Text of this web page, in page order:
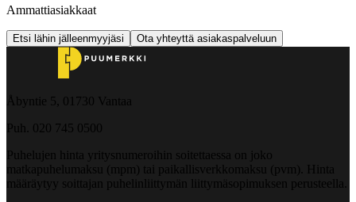
Ammattiasiakkaat
Etsi lähin jälleenmyyjäsi Ota yhteyttä asiakaspalveluun
Åbyntie 5, 01730 Vantaa
Puh. 020 745 0500
Puhelujen hinta yritysnumeroihin soitettaessa on joko
matkapuhelumaksu (mpm) tai paikallisverkkomaksu (pvm). Hinta
määräytyy soittajan puhelinliittymän liittymäsopimuksen perusteella.